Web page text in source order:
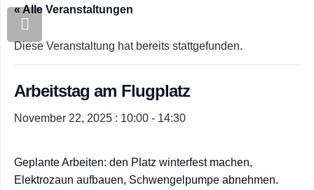
« Alle Veranstaltungen
Diese Veranstaltung hat bereits stattgefunden.
Arbeitstag am Flugplatz
November 22, 2025 : 10:00 - 14:30
Geplante Arbeiten: den Platz winterfest machen,
Elektrozaun aufbauen, Schwengelpumpe abnehmen.